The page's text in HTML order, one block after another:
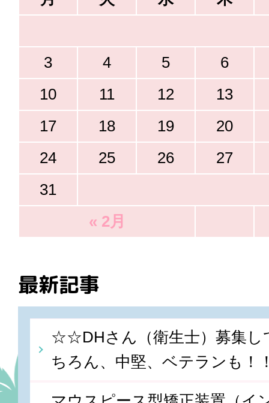
« 2月
3 4 5
6
10
11 12
13
17
18 19
20
24
25 26
27
31
最新記事
☆☆DHさん（衛生士）募集し
ちろん、中堅、ベテランも！